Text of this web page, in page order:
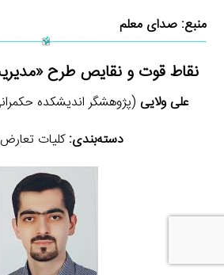
منبع: صدای معلم
نقاط قوت و نقایص طرح
علی ولایی (پژوهشگر اندیشکده حکمرانی
دسته‌بندی:کلیات